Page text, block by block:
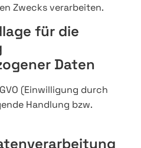
Zwecks verarbeiten.
für die
Daten
(Einwilligung durch
Handlung bzw.